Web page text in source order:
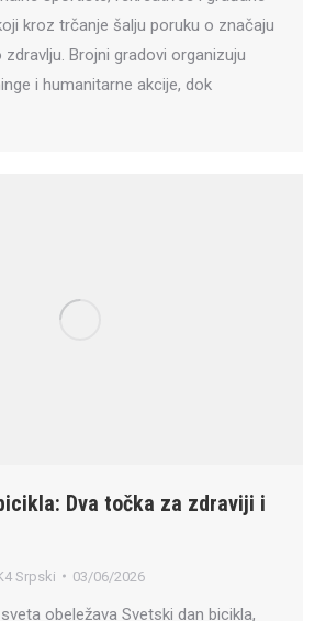
kroz trčanje šalju poruku o značaju
Brojni gradovi organizuju
i humanitarne akcije, dok
Dva točka za zdraviji i
Srpski 03/06/2026
obeležava Svetski dan bicikla,